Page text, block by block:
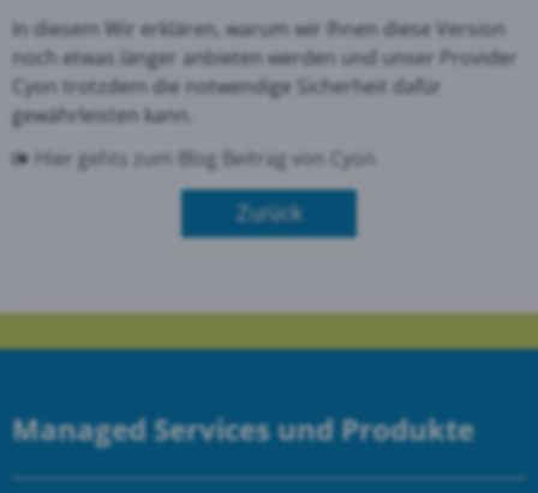
In diesem Wir erklären, warum wir Ihnen diese Version
noch etwas länger anbieten werden und unser Provider
Cyon trotzdem die notwendige Sicherheit dafür
gewährleisten kann.
Hier gehts zum Blog Beitrag von Cyon
Zurück
Managed Services und Produkte